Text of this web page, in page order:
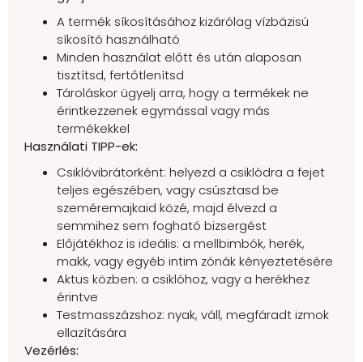
A termék síkosításához kizárólag vízbázisú
síkosító használható
Minden használat előtt és után alaposan
tisztítsd, fertőtlenítsd
Tároláskor ügyelj arra, hogy a termékek ne
érintkezzenek egymással vagy más
termékekkel
Használati TIPP-ek:
Csiklóvibrátorként: helyezd a csiklódra a fejet
teljes egészében, vagy csúsztasd be
szeméremajkaid közé, majd élvezd a
semmihez sem fogható bizsergést
Előjátékhoz is ideális: a mellbimbók, herék,
makk, vagy egyéb intim zónák kényeztetésére
Aktus közben: a csiklóhoz, vagy a herékhez
érintve
Testmasszázshoz: nyak, váll, megfáradt izmok
ellazítására
Vezérlés: